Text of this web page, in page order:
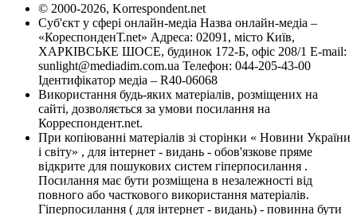
© 2000-2026, Korrespondent.net
Суб'єкт у сфері онлайн-медіа Назва онлайн-медіа –
«КореспонденТ.net» Адреса: 02091, місто Київ,
ХАРКІВСЬКЕ ШОСЕ, будинок 172-Б, офіс 208/1 E-mail:
sunlight@mediadim.com.ua Телефон: 044-205-43-00
Ідентифікатор медіа – R40-06068
Використання будь-яких матеріалів, розміщених на
сайті, дозволяється за умови посилання на
Корреспондент.net.
При копіюванні матеріалів зі сторінки « Новини України
і світу» , для інтернет - видань - обов'язкове пряме
відкрите для пошукових систем гіперпосилання .
Посилання має бути розміщена в незалежності від
повного або часткового використання матеріалів.
Гіперпосилання ( для інтернет - видань) - повинна бути